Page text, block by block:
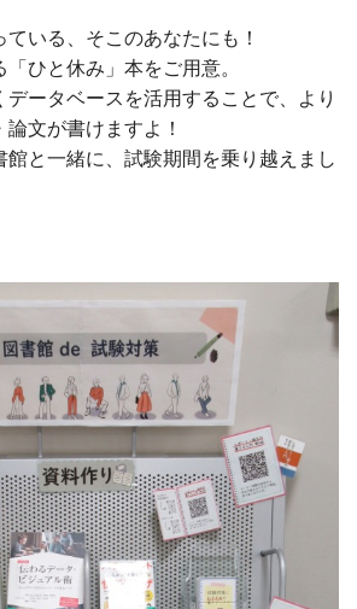
いる、そこのあなたにも！
ひと休み」本をご用意。
データベースを活用することで、より
文が書けますよ！
館と一緒に、試験期間を乗り越えまし